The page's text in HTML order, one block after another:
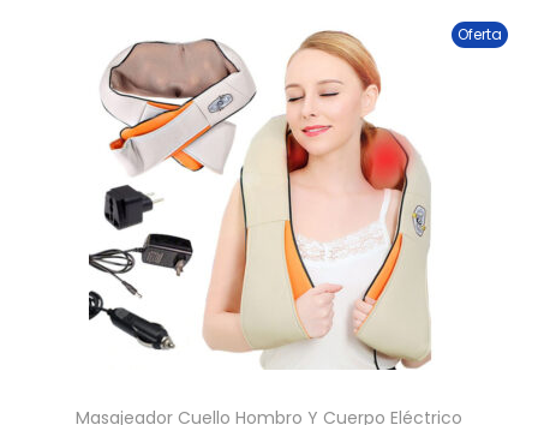
Oferta
Masajeador Cuello Hombro Y Cuerpo Eléctrico